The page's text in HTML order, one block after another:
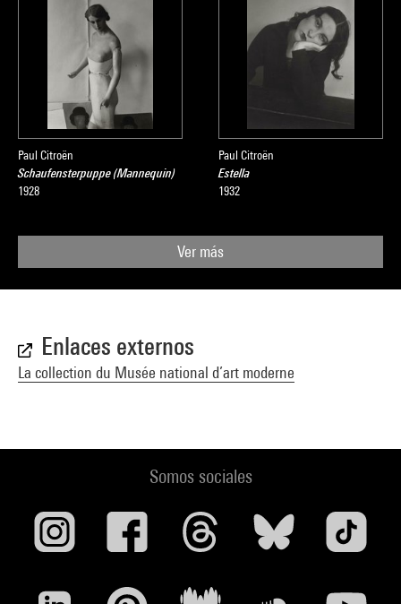
Paul Citroën
Schaufensterpuppe (Mannequin)
1928
Paul Citroën
Estella
1932
Ver más
Enlaces externos
La collection du Musée national d’art moderne
Somos sociales